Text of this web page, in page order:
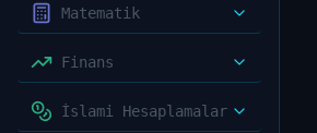
Matematik
Finans
İslami Hesaplamalar